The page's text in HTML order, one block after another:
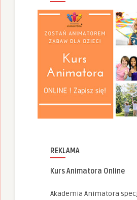
REKLAMA
Kurs Animatora Online
Akademia Animatora